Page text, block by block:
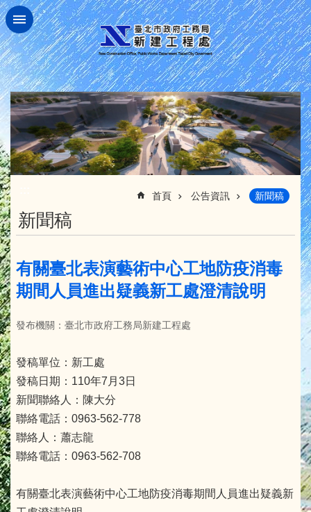
跳到主要內容區塊
首頁 公告資訊 新聞稿
新聞稿
有關臺北表演藝術中心工地防疫消毒
期間人員進出疑義新工處澄清說明
發布機關：臺北市政府工務局新建工程處
發稿單位：新工處
發稿日期：110年7月3日
新聞聯絡人：陳大分
聯絡電話：0963-562-778
聯絡人：蕭志龍
聯絡電話：0963-562-708
有關臺北表演藝術中心工地防疫消毒期間人員進出疑義新